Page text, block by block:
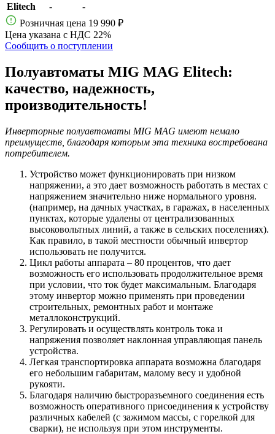
Elitech
-
-
Розничная цена 19 990 ₽
Цена указана с НДС 22%
Сообщить о поступлении
Полуавтоматы MIG MAG Elitech:
качество, надежность,
производительность!
Инверторные полуавтоматы MIG MAG имеют немало
преимуществ, благодаря которым эта техника востребована
потребителем.
Устройство может функционировать при низком
напряжении, а это дает возможность работать в местах с
напряжением значительно ниже нормального уровня.
(например, на дачных участках, в гаражах, в населенных
пунктах, которые удалены от централизованных
высоковольтных линий, а также в сельских поселениях).
Как правило, в такой местности обычный инвертор
использовать не получится.
Цикл работы аппарата – 80 процентов, что дает
возможность его использовать продолжительное время
при условии, что ток будет максимальным. Благодаря
этому инвертор можно применять при проведении
строительных, ремонтных работ и монтаже
металлоконструкций.
Регулировать и осуществлять контроль тока и
напряжения позволяет наклонная управляющая панель
устройства.
Легкая транспортировка аппарата возможна благодаря
его небольшим габаритам, малому весу и удобной
рукояти.
Благодаря наличию быстроразъемного соединения есть
возможность оперативного присоединения к устройству
различных кабелей (с зажимом массы, с горелкой для
сварки), не используя при этом инструменты.